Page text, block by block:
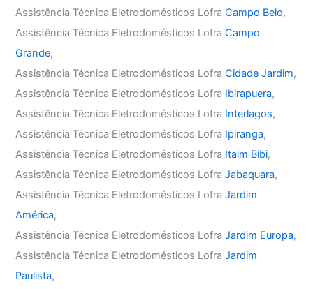
Assistência Técnica Eletrodomésticos LofraCampo Belo,
Assistência Técnica Eletrodomésticos LofraCampo
Grande,
Assistência Técnica Eletrodomésticos LofraCidade Jardim,
Assistência Técnica Eletrodomésticos Lofra Ibirapuera,
Assistência Técnica Eletrodomésticos Lofra Interlagos,
Assistência Técnica Eletrodomésticos Lofra Ipiranga,
Assistência Técnica Eletrodomésticos Lofra Itaim Bibi,
Assistência Técnica Eletrodomésticos LofraJabaquara,
Assistência Técnica Eletrodomésticos LofraJardim
América,
Assistência Técnica Eletrodomésticos LofraJardim Europa,
Assistência Técnica Eletrodomésticos LofraJardim
Paulista,